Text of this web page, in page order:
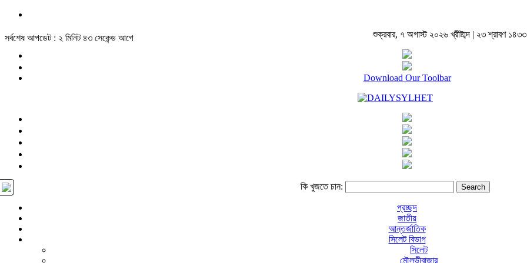
সর্বশেষ আপডেট : ২ মিনিট ৪৩ সেকেন্ড আগে শুক্রবার, ৭ অগাস্ট ২০২৬ খ্রীষ্টাব্দ | ২৩ শ্রাবণ ১৪৩৩
Download Our Toolbar
কি খুজতে চান:
প্রচ্ছদ
জাতীয়
আন্তর্জাতিক
সিলেট বিভাগ
সিলেট
মৌলভীবাজার